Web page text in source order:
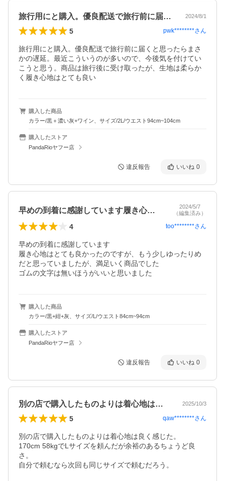
旅行用にと購入。優良配送で旅行前に届く… 2024/8/1
5 pwk********さん
旅行用にと購入。優良配送で旅行前に届くと思ったらまさ
かの遅延。最近こういうのが多いので、今後気を付けてい
こうと思う。商品は旅行後に受け取ったが、生地は柔らか
く履き心地はとても良い
購入した商品
カラー/黒＋濃い灰+ワイン、サイズ/2L/ウエスト94cm~104cm
購入したストア
PandaRioヤフー店
違反報告 いいね 0
早めの到着に感謝しています履き心地はと…
2024/5/7
（編集済み）
4 too********さん
早めの到着に感謝しています
履き心地はとても良かったのですが、もう少しゆったりめ
だと思っていましたが、満足いく商品でした
ゴムの文字は無いほうがいいと思いました
購入した商品
カラー/黒+紺+灰、サイズ/L/ウエスト84cm~94cm
購入したストア
PandaRioヤフー店
違反報告 いいね 0
別の店で購入したものよりは着心地は良く… 2025/10/3
5 qaw********さん
別の店で購入したものよりは着心地は良く感じた。
170cm 58kgでLサイズを頼んだが余裕のあるちょうど良
さ。
自分で頼むなら次回も同じサイズで頼むだろう。